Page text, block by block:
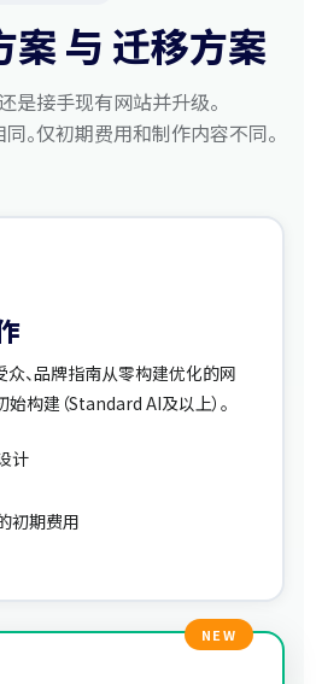
案 与 迁移方案
是接手现有网站并升级。
同。仅初期费用和制作内容不同。
众、品牌指南从零构建优化的网
构建（Standard AI及以上）。
计
初期费用
NEW